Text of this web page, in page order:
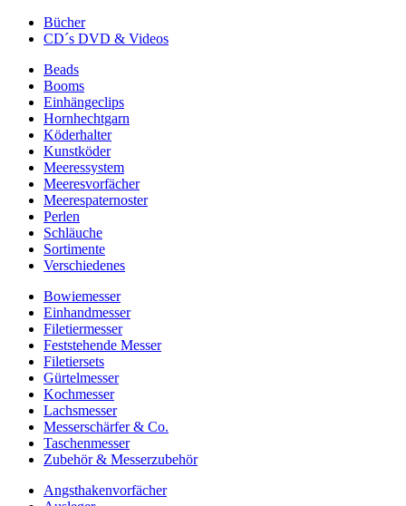
Bücher
CD´s DVD & Videos
Beads
Booms
Einhängeclips
Hornhechtgarn
Köderhalter
Kunstköder
Meeressystem
Meeresvorfächer
Meerespaternoster
Perlen
Schläuche
Sortimente
Verschiedenes
Bowiemesser
Einhandmesser
Filetiermesser
Feststehende Messer
Filetiersets
Gürtelmesser
Kochmesser
Lachsmesser
Messerschärfer & Co.
Taschenmesser
Zubehör & Messerzubehör
Angsthakenvorfächer